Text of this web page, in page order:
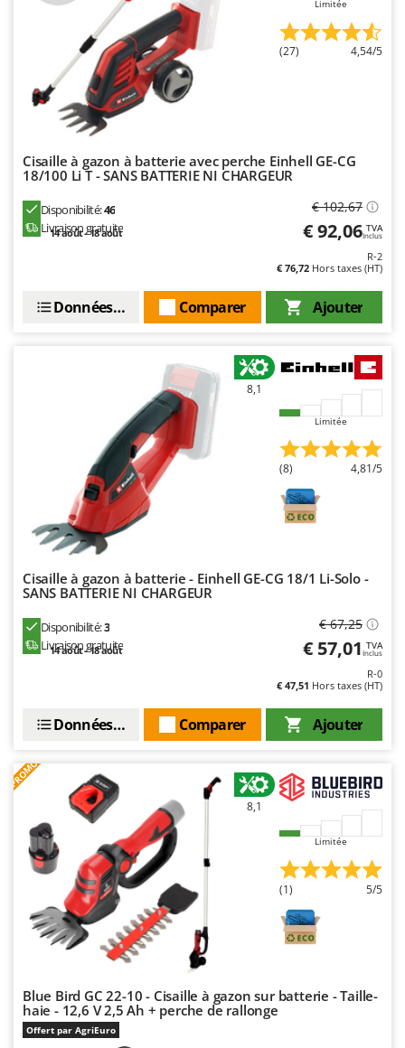
Stiga
Stocker
Sunseeker
Tecla
Tellarini Pompe
Tenco
Tornado
Trev - Abrek - TecnoVIR
Unger
Verdemax
Vesco
Volpi
W
Waldner
Wiper EcoRobot
Wortex
Worx
Yard Force
Zanon
Zephir
Zodiac
Zomax
Limitée
(27) 4,54/5
Cisaille à gazon à batterie avec perche Einhell GE-CG
18/100 Li T - SANS BATTERIE NI CHARGEUR
Disponibilité:46
Livraison gratuite
14 août - 18 août
€ 102,67
€ 92,06 TVA
Inclus
R-2
€ 76,72 Hors taxes (HT)
Ajouter
Comparer
Données techniques
8,1
Limitée
(8) 4,81/5
Cisaille à gazon à batterie - Einhell GE-CG 18/1 Li-Solo -
SANS BATTERIE NI CHARGEUR
Disponibilité:3
Livraison gratuite
14 août - 18 août
€ 67,25
€ 57,01 TVA
Inclus
R-0
€ 47,51 Hors taxes (HT)
Ajouter
Comparer
Données techniques
PROMO
8,1
Limitée
(1) 5/5
Blue Bird GC 22-10 - Cisaille à gazon sur batterie - Taille-
haie - 12,6 V 2,5 Ah + perche de rallonge
Offert par AgriEuro